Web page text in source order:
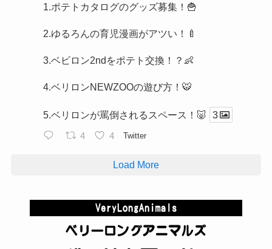
1.ポテトカタログのグッズ募集！🍟
2.ゆるろんの育児漫画がアツい！🍼
3.ベビロン2ndをポテト交換！？👶
4.ベリロンNEWZOOの遊び方！🐯
5.ベリロンが罵倒されるスペース！🐷 3
4 4 Twitter
Load More